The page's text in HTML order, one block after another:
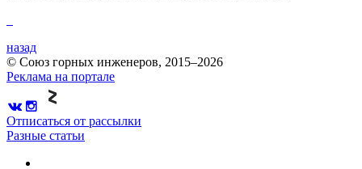
назад
© Союз горных инженеров, 2015–2026
Реклама на портале
Отписаться от рассылки
Разные статьи